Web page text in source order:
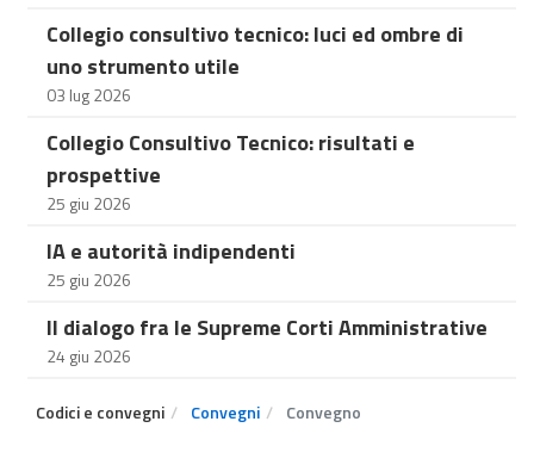
Collegio consultivo tecnico: luci ed ombre di
uno strumento utile
03 lug 2026
Collegio Consultivo Tecnico: risultati e
prospettive
25 giu 2026
IA e autorità indipendenti
25 giu 2026
Il dialogo fra le Supreme Corti Amministrative
24 giu 2026
Codici e convegni Convegni Convegno